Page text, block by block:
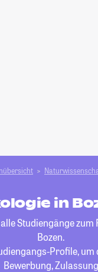
in
Studiengänge zum
Bozen.
Profile, um
Bewerbung, Zulassung